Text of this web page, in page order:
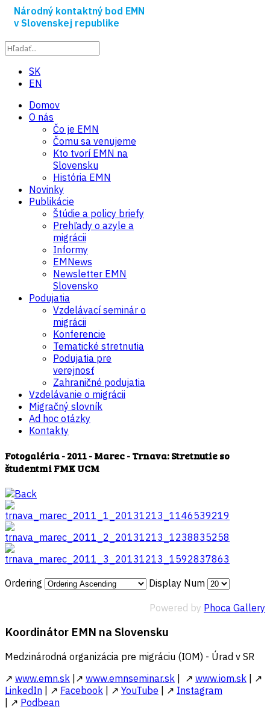
Národný kontaktný bod EMN
v Slovenskej republike
SK
EN
Domov
O nás
Čo je EMN
Čomu sa venujeme
Kto tvorí EMN na
Slovensku
História EMN
Novinky
Publikácie
Štúdie a policy briefy
Prehľady o azyle a
migrácii
Informy
EMNews
Newsletter EMN
Slovensko
Podujatia
Vzdelávací seminár o
migrácii
Konferencie
Tematické stretnutia
Podujatia pre
verejnosť
Zahraničné podujatia
Vzdelávanie o migrácii
Migračný slovník
Ad hoc otázky
Kontakty
Fotogaléria - 2011 - Marec - Trnava: Stretnutie so
študentmi FMK UCM
Ordering Display Num
Powered by Phoca Gallery
Koordinátor EMN na Slovensku
Medzinárodná organizácia pre migráciu (IOM) - Úrad v SR
↗ www.emn.sk |↗ www.emnseminar.sk | ↗ www.iom.sk | ↗
LinkedIn | ↗ Facebook | ↗ YouTube | ↗ Instagram
| ↗ Podbean